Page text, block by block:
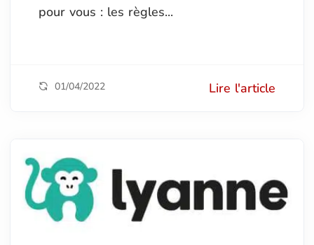
pour vous : les règles...
01/04/2022 Lire l'article